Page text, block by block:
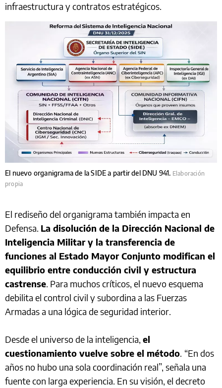
infraestructura y contratos estratégicos.
El nuevo organigrama de la SIDE a partir del DNU 941. Elaboración
propia
El rediseño del organigrama también impacta en
Defensa. La disolución de la Dirección Nacional de
Inteligencia Militar y la transferencia de
funciones al Estado Mayor Conjunto modifican el
equilibrio entre conducción civil y estructura
castrense. Para muchos críticos, el nuevo esquema
debilita el control civil y subordina a las Fuerzas
Armadas a una lógica de seguridad interior.
Desde el universo de la inteligencia, el
cuestionamiento vuelve sobre el método. “En dos
años no hubo una sola coordinación real”, señala una
fuente con larga experiencia. En su visión, el decreto